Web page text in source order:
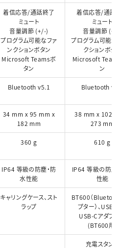
着信応答/通話終了
ミュート
音量調節 (+/-)
プログラム可能なファ
ンクションボタン
Microsoft Teamsボ
タン
着信応答/通話
ミュート
音量調節
プログラム可能な
クションボタ
Microsoft
ン
Bluetooth v5.1 Bluetooth
34 mm x 95 mm x
182 mm
38 mm x 102
273 mm
360 g 610 g
IP64 等級の防塵・防
水性能
IP64 等級の防塵
性能
キャリングケース、スト
ラップ
BT600（
プター）、USB-
USB-Cアダプ
(BT600用)
充電スタンド